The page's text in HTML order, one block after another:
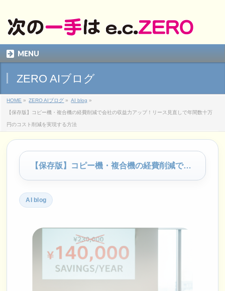
MENU
ZERO AIブログ
HOME » ZERO AIブログ » AI blog »
【保存版】コピー機・複合機の経費削減で会社の収益力アップ！リース見直しで年間数十万
円のコスト削減を実現する方法
【保存版】コピー機・複合機の経費削減で会社の収益力アップ！リース見直しで年間数十万円のコスト削減を実現する方法
AI blog